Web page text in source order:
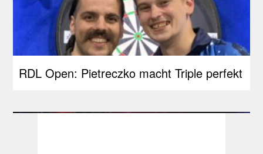
RDL Open: Pietreczko macht Triple perfekt